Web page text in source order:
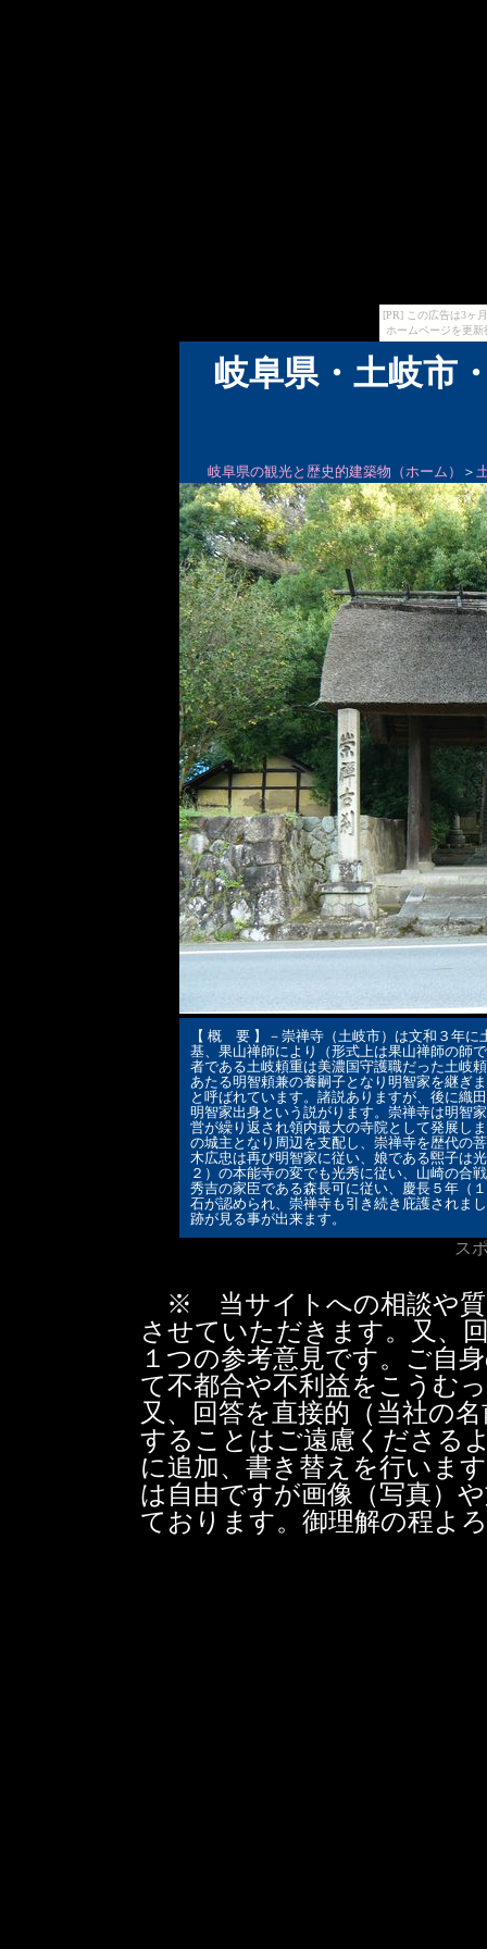
[PR] この広告は3ヶ
ホームページを更
岐阜県・土岐市
岐阜県の観光と歴史的建築物（ホーム） ＞
【 概 要 】－崇禅寺（土岐市）は文和３年
基、果山禅師により（形式上は果山禅師の師
者である土岐頼重は美濃国守護職だった土岐
あたる明智頼兼の養嗣子となり明智家を継ぎ
と呼ばれています。諸説ありますが、後に織
明智家出身という説がります。崇禅寺は明智
営が繰り返され領内最大の寺院として発展し
の城主となり周辺を支配し、崇禅寺を歴代の
木広忠は再び明智家に従い、娘である煕子は
２）の本能寺の変でも光秀に従い、山崎の合
秀吉の家臣である森長可に従い、慶長５年（
石が認められ、崇禅寺も引き続き庇護されま
跡が見る事が出来ます。
ス
※ 当サイトへの相談や質
させていただきます。又、
１つの参考意見です。ご自
て不都合や不利益をこうむ
又、回答を直接的（当社の
することはご遠慮くださる
に追加、書き替えを行いま
は自由ですが画像（写真）
ております。御理解の程よ